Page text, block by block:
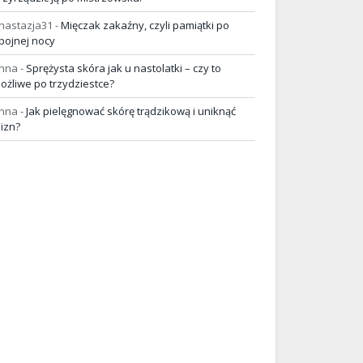
-Mięczak zakaźny, czyli pamiątki po
nocy
- Sprężysta skóra jak u nastolatki – czy to
po trzydziestce?
-Jak pielęgnować skórę trądzikową i uniknąć